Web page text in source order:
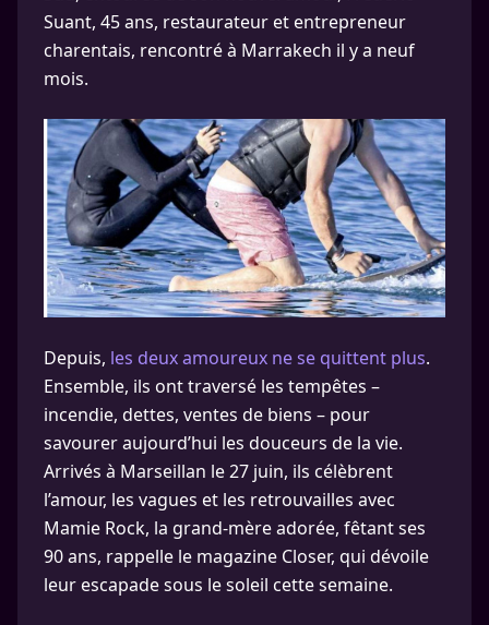
Suant, 45 ans, restaurateur et entrepreneur
charentais, rencontré à Marrakech il y a neuf
mois.
Depuis, les deux amoureux ne se quittent plus.
Ensemble, ils ont traversé les tempêtes –
incendie, dettes, ventes de biens – pour
savourer aujourd’hui les douceurs de la vie.
Arrivés à Marseillan le 27 juin, ils célèbrent
l’amour, les vagues et les retrouvailles avec
Mamie Rock, la grand-mère adorée, fêtant ses
90 ans, rappelle le magazine Closer, qui dévoile
leur escapade sous le soleil cette semaine.